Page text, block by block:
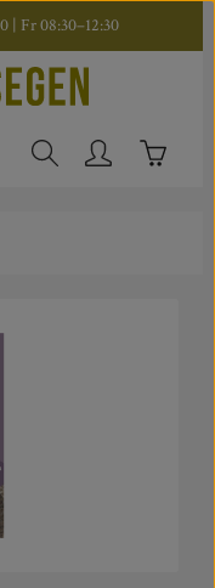
| Fr 08:30–12:30